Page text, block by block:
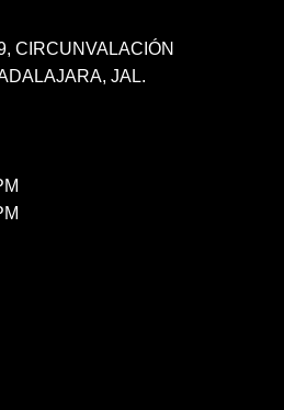
CIRCUNVALACIÓN
JAL.